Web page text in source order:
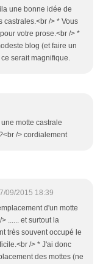
une bonne idée de
castrales.<br /> * Vous
votre prose.<br /> *
blog (et faire un
serait magnifique.
motte castrale
/> cordialement
09/2015 18:39
d'un motte
...... et surtout la
très souvent occupé le
/> * J'ai donc
des mottes (ne